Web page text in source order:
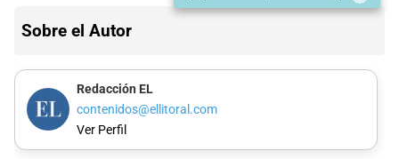
Sobre el Autor
Redacción EL
contenidos@ellitoral.com
Ver Perfil